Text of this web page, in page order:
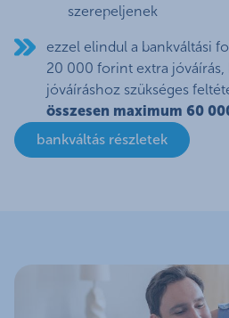
szerepeljenek
ezzel elindul a bankváltási
20 000 forint extra
jóváíráshoz szükséges
összesen maximum 60
bankváltás részletek